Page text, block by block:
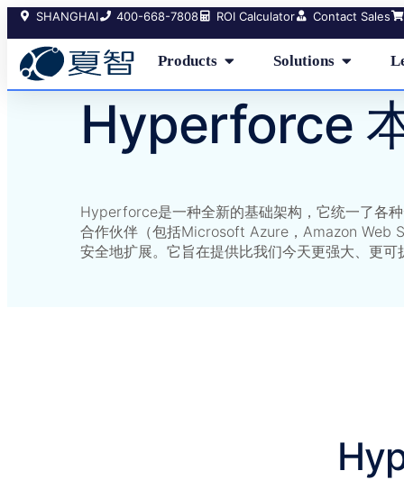
SHANGHAI 400-668-7808 ROI Calculator Contact Sales
Products Solutions
Hyperforce
Hyperforce是一种全新的基础架构，它统一了各
合作伙伴（包括Microsoft Azure，Amazon Web
安全地扩展。它旨在提供比我们今天更强大、更可